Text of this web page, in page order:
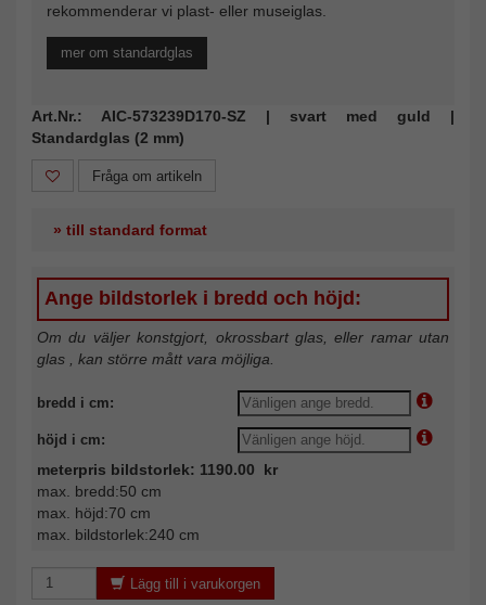
rekommenderar vi plast- eller museiglas.
mer om standardglas
Art.Nr.: AIC-573239D170-SZ | svart med guld |
Standardglas (2 mm)
Fråga om artikeln
» till standard format
Ange bildstorlek i bredd och höjd:
Om du väljer konstgjort, okrossbart glas, eller ramar utan
glas , kan större mått vara möjliga.
bredd i cm:
höjd i cm:
meterpris bildstorlek: 1190.00 kr
max. bredd:50 cm
max. höjd:70 cm
max. bildstorlek:240 cm
Lägg till i varukorgen